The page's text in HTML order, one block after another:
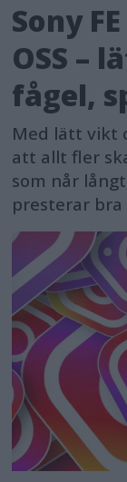
Sony
OSS –
fågel,
Med lätt vikt
att allt fler
som når
presterar